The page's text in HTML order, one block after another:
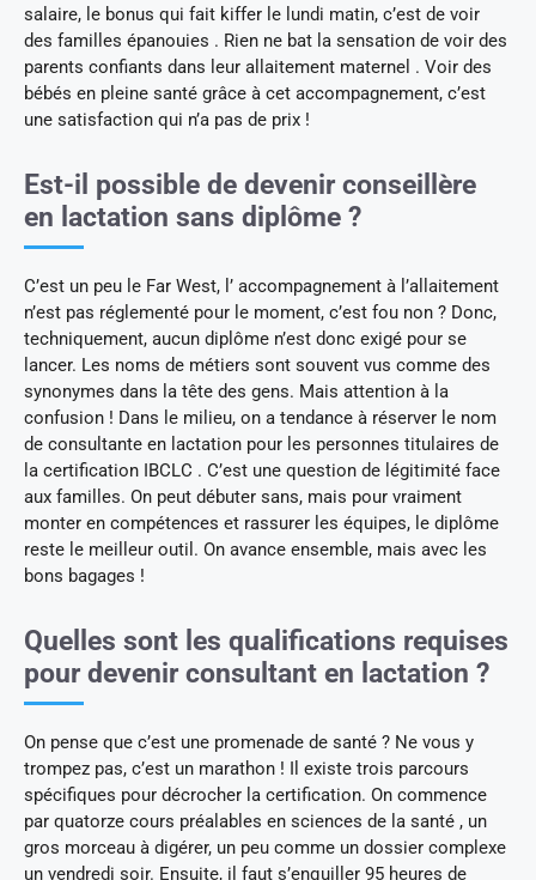
salaire, le bonus qui fait kiffer le lundi matin, c’est de voir
des familles épanouies . Rien ne bat la sensation de voir des
parents confiants dans leur allaitement maternel . Voir des
bébés en pleine santé grâce à cet accompagnement, c’est
une satisfaction qui n’a pas de prix !
Est-il possible de devenir conseillère
en lactation sans diplôme ?
C’est un peu le Far West, l’ accompagnement à l’allaitement
n’est pas réglementé pour le moment, c’est fou non ? Donc,
techniquement, aucun diplôme n’est donc exigé pour se
lancer. Les noms de métiers sont souvent vus comme des
synonymes dans la tête des gens. Mais attention à la
confusion ! Dans le milieu, on a tendance à réserver le nom
de consultante en lactation pour les personnes titulaires de
la certification IBCLC . C’est une question de légitimité face
aux familles. On peut débuter sans, mais pour vraiment
monter en compétences et rassurer les équipes, le diplôme
reste le meilleur outil. On avance ensemble, mais avec les
bons bagages !
Quelles sont les qualifications requises
pour devenir consultant en lactation ?
On pense que c’est une promenade de santé ? Ne vous y
trompez pas, c’est un marathon ! Il existe trois parcours
spécifiques pour décrocher la certification. On commence
par quatorze cours préalables en sciences de la santé , un
gros morceau à digérer, un peu comme un dossier complexe
un vendredi soir. Ensuite, il faut s’enquiller 95 heures de